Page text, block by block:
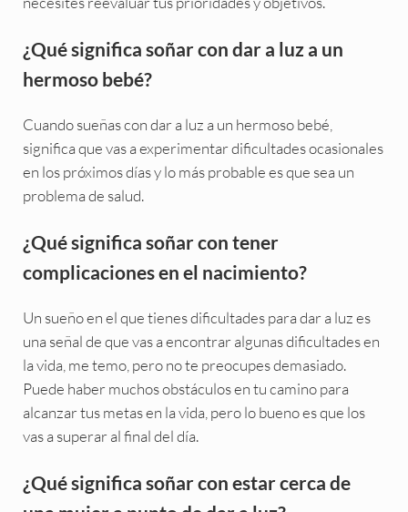
¿Qué significa soñar con dar a luz a un
hermoso bebé?
Cuando sueñas con dar a luz a un hermoso bebé,
significa que vas a experimentar dificultades ocasionales
en los próximos días y lo más probable es que sea un
problema de salud.
¿Qué significa soñar con tener
complicaciones en el nacimiento?
Un sueño en el que tienes dificultades para dar a luz es
una señal de que vas a encontrar algunas dificultades en
la vida, me temo, pero no te preocupes demasiado.
Puede haber muchos obstáculos en tu camino para
alcanzar tus metas en la vida, pero lo bueno es que los
vas a superar al final del día.
¿Qué significa soñar con estar cerca de